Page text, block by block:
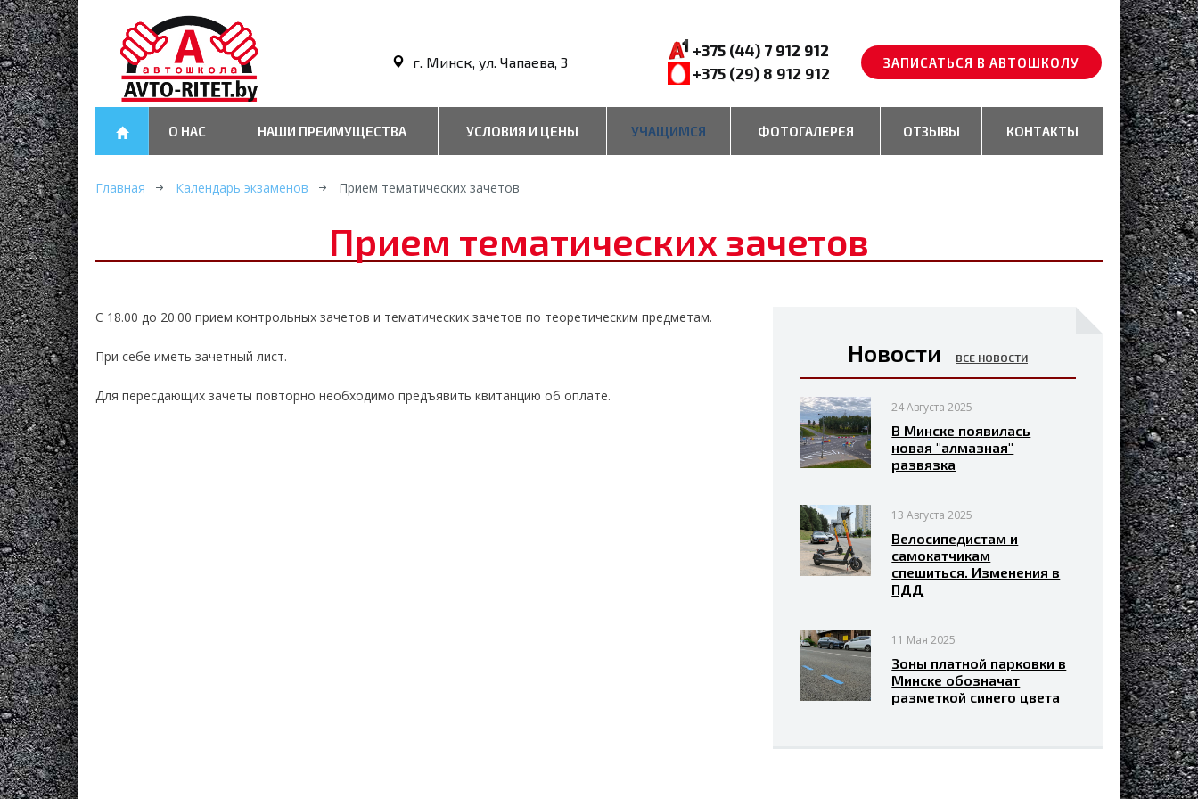
г. Минск, ул. Чапаева, 3
+375 (44) 7 912 912
+375 (29) 8 912 912
ЗАПИСАТЬСЯ В АВТОШКОЛУ
О НАС НАШИ ПРЕИМУЩЕСТВА УСЛОВИЯ И ЦЕНЫ УЧАЩИМСЯ ФОТОГАЛЕРЕЯ ОТЗЫВЫ КОНТАКТЫ
Главная Календарь экзаменов Прием тематических зачетов
Прием тематических зачетов
С 18.00 до 20.00 прием контрольных зачетов и тематических зачетов по теоретическим предметам.
При себе иметь зачетный лист.
Для пересдающих зачеты повторно необходимо предъявить квитанцию об оплате.
Новости ВСЕ НОВОСТИ
24 Августа 2025
В Минске появилась
новая "алмазная"
развязка
13 Августа 2025
Велосипедистам и
самокатчикам
спешиться. Изменения в
ПДД
11 Мая 2025
Зоны платной парковки в
Минске обозначат
разметкой синего цвета